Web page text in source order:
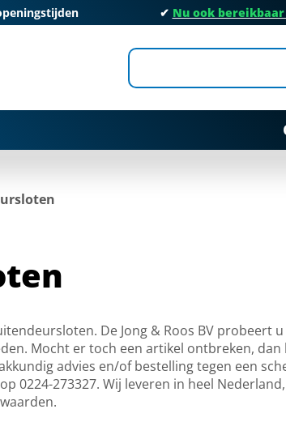
✔ Nu ook
De Jong & Roos BV probeert
Mocht er toch een artikel ontbreken,
advies en/of bestelling tegen een
0224-273327. Wij leveren in heel